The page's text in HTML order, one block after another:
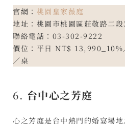
官網： 桃園皇家薇庭
地址：桃園市桃園區莊敬路二
聯絡電話：03-302-9222
價位：平日 NT$
／桌
6. 台中心之芳庭
心之芳庭是台中熱門的婚宴場